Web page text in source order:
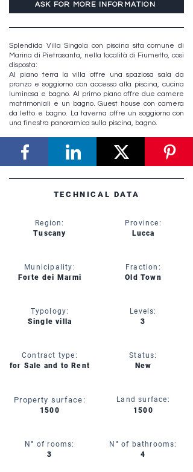
ASK FOR MORE INFORMATION
Splendida Villa Singola con piscina sita comune di
Marina di Pietrasanta, nella località di Fiumetto, così
disposta:
Al piano terra la villa offre una spaziosa sala da
pranzo e soggiorno con accesso alla piscina, cucina
luminosa e bagno. Al primo piano offre due camere
matrimoniali e un bagno. Guest house con camera
da letto e bagno. La taverna offre un soggiorno con
una finestra panoramica sulla piscina, bagno.
TECHNICAL DATA
Region:
Tuscany
Municipality:
Forte dei Marmi
Typology:
Single villa
Contract type:
for Sale and to Rent
Property surface:
1500
N° of rooms:
3
Province:
Lucca
Fraction:
Old Town
Levels:
3
Status:
New
Land surface:
1500
N° of bathrooms:
4